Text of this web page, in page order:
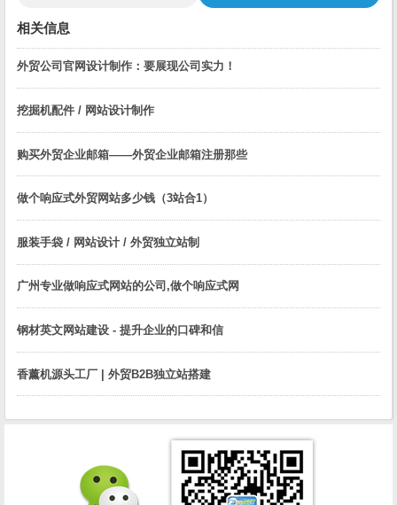
相关信息
外贸公司官网设计制作：要展现公司实力！
挖掘机配件 / 网站设计制作
购买外贸企业邮箱——外贸企业邮箱注册那些
做个响应式外贸网站多少钱（3站合1）
服装手袋 / 网站设计 / 外贸独立站制
广州专业做响应式网站的公司,做个响应式网
钢材英文网站建设 - 提升企业的口碑和信
香薰机源头工厂 | 外贸B2B独立站搭建